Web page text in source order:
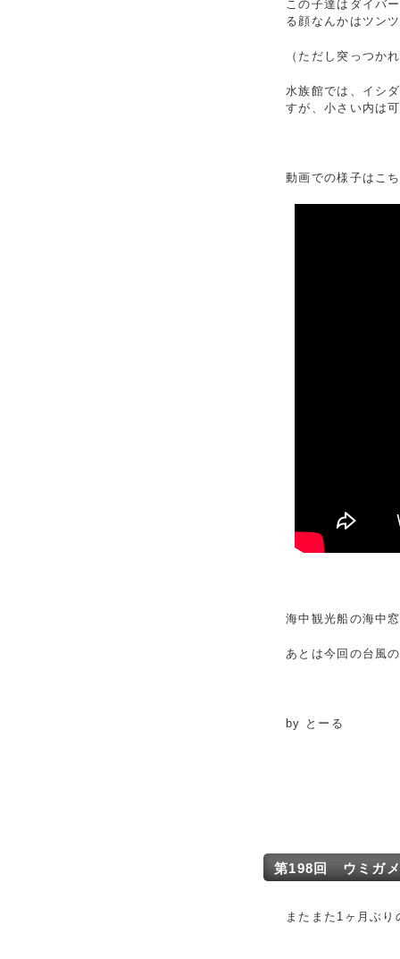
この子達はダイバ
る顔なんかはツン
（ただし突っつか
水族館では、イシ
すが、小さい内は
動画での様子はこ
海中観光船の海中
あとは今回の台風
by とーる
第198回 ウミガ
またまた1ヶ月ぶ